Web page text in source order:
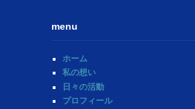
menu
ホーム
私の想い
日々の活動
プロフィール